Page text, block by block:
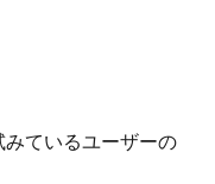
ているユーザーの